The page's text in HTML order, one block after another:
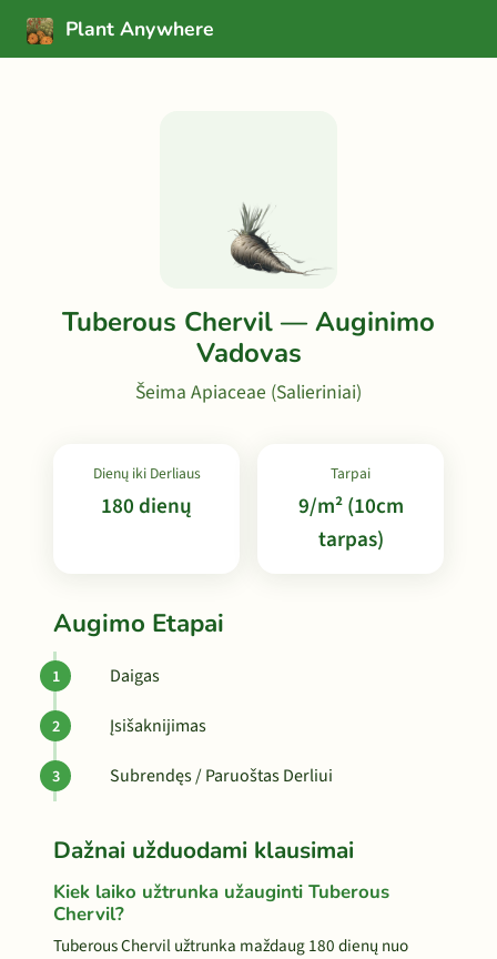
Plant Anywhere
Tuberous Chervil — Auginimo
Vadovas
Šeima Apiaceae (Salieriniai)
Dienų iki Derliaus
180 dienų
Tarpai
9/m² (10cm
tarpas)
Augimo Etapai
Daigas
Įsišaknijimas
Subrendęs / Paruoštas Derliui
Dažnai užduodami klausimai
Kiek laiko užtrunka užauginti Tuberous
Chervil?
Tuberous Chervil užtrunka maždaug 180 dienų nuo